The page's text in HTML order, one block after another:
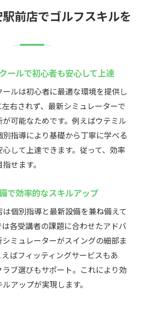
送やフィッティングにも対応
の好立地で通いやすさ抜群
から新しい友人も作りやすい
前店のインドアゴルフ最新情報
ルフスクールの最新設備とサー
で新しい練習スタイルを提案
人気のワケと利用者の声
最安値プラン情報もチェック
スと充実サポート体制が魅力
安駅前インドアゴルフスクール
前店でゴルフスキルを
ールで初心者も安心して上達
ルは初心者に最適な環境を提供し
右されず、最新シミュレーターで
可能なためです。例えばウテミル
指導により基礎から丁寧に学べる
して上達できます。従って、効率
せます。
で効率的なスキルアップ
個別指導と最新設備を兼ね備えて
各受講者の課題に合わせたアドバ
ミュレーターがスイングの細部ま
ばフィッティングサービスもあ
ブ選びもサポート。これにより効
アップが実現します。